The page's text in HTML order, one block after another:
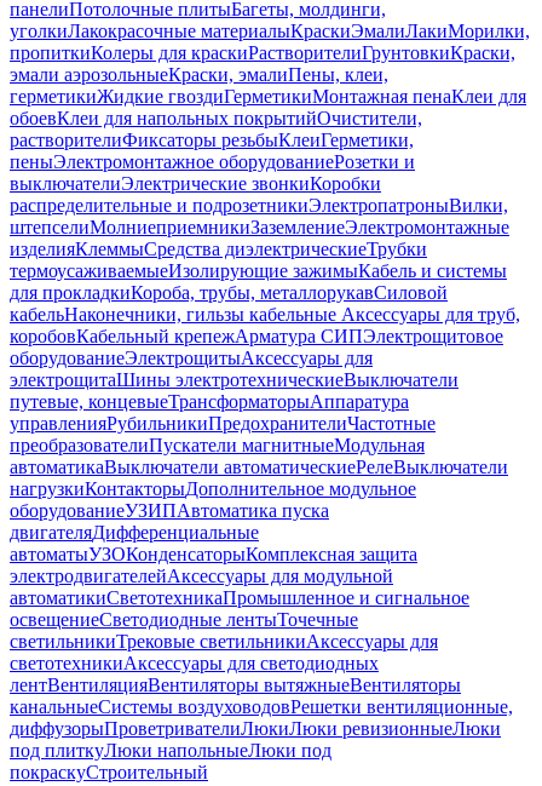
панелиПотолочные плитыБагеты, молдинги,
уголкиЛакокрасочные материалыКраскиЭмалиЛакиМорилки,
пропиткиКолеры для краскиРастворителиГрунтовкиКраски,
эмали аэрозольныеКраски, эмалиПены, клеи,
герметикиЖидкие гвоздиГерметикиМонтажная пенаКлеи для
обоевКлеи для напольных покрытийОчистители,
растворителиФиксаторы резьбыКлеиГерметики,
пеныЭлектромонтажное оборудованиеРозетки и
выключателиЭлектрические звонкиКоробки
распределительные и подрозетникиЭлектропатроныВилки,
штепселиМолниеприемникиЗаземлениеЭлектромонтажные
изделияКлеммыСредства диэлектрическиеТрубки
термоусаживаемыеИзолирующие зажимыКабель и системы
для прокладкиКороба, трубы, металлорукавСиловой
кабельНаконечники, гильзы кабельные Аксессуары для труб,
коробовКабельный крепежАрматура СИПЭлектрощитовое
оборудованиеЭлектрощитыАксессуары для
электрощитаШины электротехническиеВыключатели
путевые, концевыеТрансформаторыАппаратура
управленияРубильникиПредохранителиЧастотные
преобразователиПускатели магнитныеМодульная
автоматикаВыключатели автоматическиеРелеВыключатели
нагрузкиКонтакторыДополнительное модульное
оборудованиеУЗИПАвтоматика пуска
двигателяДифференциальные
автоматыУЗОКонденсаторыКомплексная защита
электродвигателейАксессуары для модульной
автоматикиСветотехникаПромышленное и сигнальное
освещениеСветодиодные лентыТочечные
светильникиТрековые светильникиАксессуары для
светотехникиАксессуары для светодиодных
лентВентиляцияВентиляторы вытяжныеВентиляторы
канальныеСистемы воздуховодовРешетки вентиляционные,
диффузорыПроветривателиЛюкиЛюки ревизионныеЛюки
под плиткуЛюки напольныеЛюки под
покраскуСтроительный